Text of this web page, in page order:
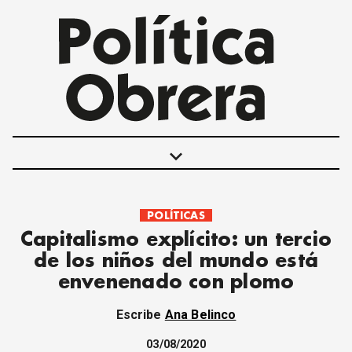
keyboard_arrow_down
POLÍTICAS
INTERNACIONALES
MOVIMIENTO OBRERO
MUJER
SOCIEDAD Y CULTURA
JUVENTUD
POLÍTICAS
Capitalismo explícito: un tercio
de los niños del mundo está
envenenado con plomo
Escribe Ana Belinco
03/08/2020